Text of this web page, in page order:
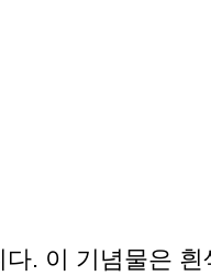
. 이 기념물은